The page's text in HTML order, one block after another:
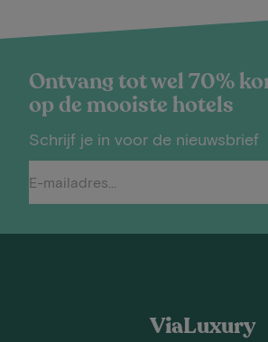
Ontvang tot wel 70%
op de mooiste hotels
Schrijf je in voor de nieuwsbrief
ViaLuxury